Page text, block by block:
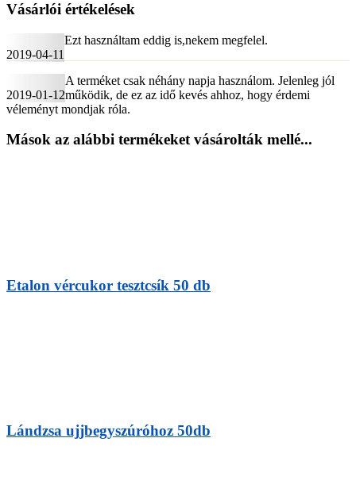
Vásárlói értékelések
2019-04-11
Ezt használtam eddig is,nekem megfelel.
2019-01-12
A terméket csak néhány napja használom. Jelenleg jól
működik, de ez az idő kevés ahhoz, hogy érdemi
véleményt mondjak róla.
Mások az alábbi termékeket vásárolták mellé...
Etalon vércukor tesztcsík 50 db
Lándzsa ujjbegyszúróhoz 50db